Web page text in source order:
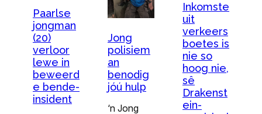
Paarlse
jongman
(20)
verloor
lewe in
beweerd
e bende-
insident
Jong
polisiem
an
benodig
jóú hulp
‘n Jong
Inkomste
uit
verkeers
boetes is
nie so
hoog nie,
sê
Drakenst
ein-